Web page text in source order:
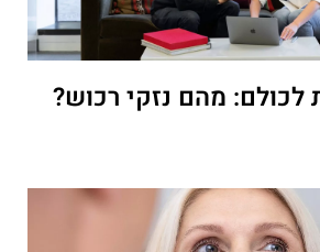
לכולם: מהם נזקי רכוש?